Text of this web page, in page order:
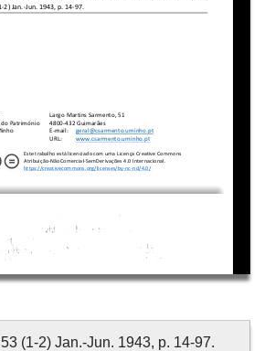
53 (1-2) Jan.-Jun. 1943, p. 14-97.